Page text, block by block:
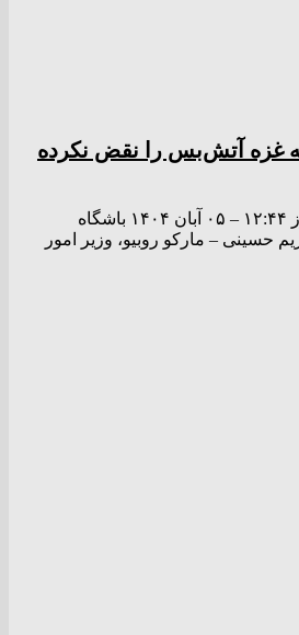
غزه آتش‌بس را نقض نکرده
به گزارش کاوک نیوز ۱۲:۴۴ – ۰۵ آبان ۱۴۰۴ باشگاه
حسینی – مارکو روبیو، وزیر امور